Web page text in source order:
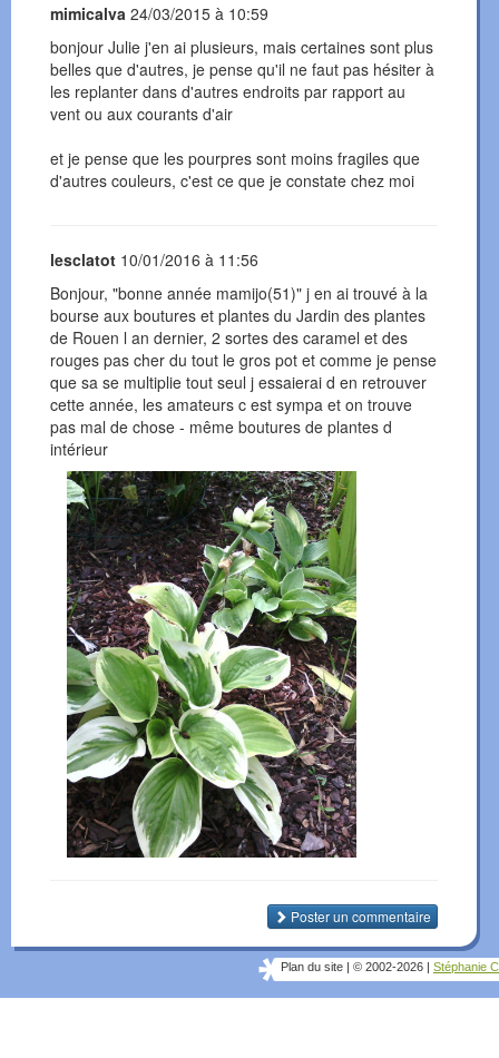
mimicalva 24/03/2015 à 10:59
bonjour Julie j'en ai plusieurs, mais certaines sont plus
belles que d'autres, je pense qu'il ne faut pas hésiter à
les replanter dans d'autres endroits par rapport au
vent ou aux courants d'air
et je pense que les pourpres sont moins fragiles que
d'autres couleurs, c'est ce que je constate chez moi
lesclatot 10/01/2016 à 11:56
Bonjour, "bonne année mamijo(51)" j en ai trouvé à la
bourse aux boutures et plantes du Jardin des plantes
de Rouen l an dernier, 2 sortes des caramel et des
rouges pas cher du tout le gros pot et comme je pense
que sa se multiplie tout seul j essaierai d en retrouver
cette année, les amateurs c est sympa et on trouve
pas mal de chose - même boutures de plantes d
intérieur
Poster un commentaire
Plan du site | © 2002-2026 | Stéphanie C